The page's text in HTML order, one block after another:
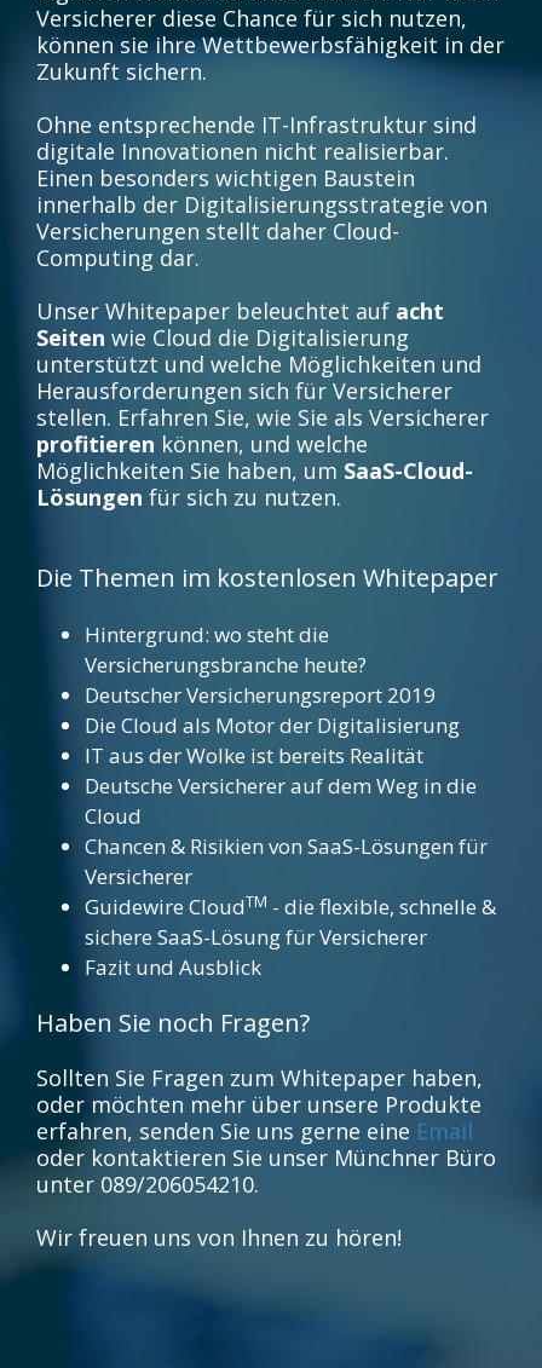
Versicherer diese Chance für sich nutzen,
können sie ihre Wettbewerbsfähigkeit in der
Zukunft sichern.
Ohne entsprechende IT-Infrastruktur sind
digitale Innovationen nicht realisierbar.
Einen besonders wichtigen Baustein
innerhalb der Digitalisierungsstrategie von
Versicherungen stellt daher Cloud-
Computing dar.
Unser Whitepaper beleuchtet auf acht
Seiten wie Cloud die Digitalisierung
unterstützt und welche Möglichkeiten und
Herausforderungen sich für Versicherer
stellen. Erfahren Sie, wie Sie als Versicherer
profitieren können, und welche
Möglichkeiten Sie haben, um SaaS-Cloud-
Lösungen für sich zu nutzen.
Die Themen im kostenlosen Whitepaper
Hintergrund: wo steht die
Versicherungsbranche heute?
Deutscher Versicherungsreport 2019
Die Cloud als Motor der Digitalisierung
IT aus der Wolke ist bereits Realität
Deutsche Versicherer auf dem Weg in die
Cloud
Chancen & Risikien von SaaS-Lösungen für
Versicherer
Guidewire CloudTM - die flexible, schnelle &
sichere SaaS-Lösung für Versicherer
Fazit und Ausblick
Haben Sie noch Fragen?
Sollten Sie Fragen zum Whitepaper haben,
oder möchten mehr über unsere Produkte
erfahren, senden Sie uns gerne eine Email
oder kontaktieren Sie unser Münchner Büro
unter 089/206054210.
Wir freuen uns von Ihnen zu hören!